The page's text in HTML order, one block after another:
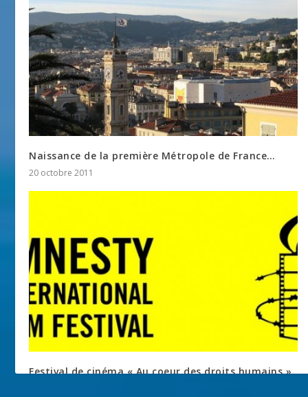
Naissance de la première Métropole de France…
20 octobre 2011
Festival de cinéma « Au coeur des droits humains »